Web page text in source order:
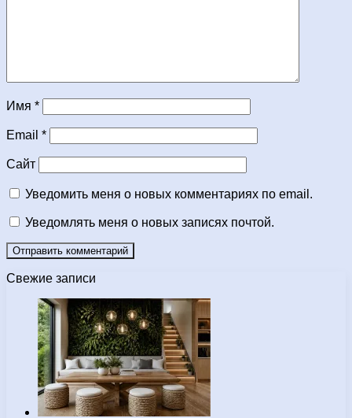
Имя *
Email *
Сайт
Уведомить меня о новых комментариях по email.
Уведомлять меня о новых записях почтой.
Свежие записи